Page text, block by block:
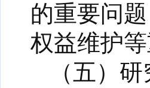
的重要问
权益维护等
（五）